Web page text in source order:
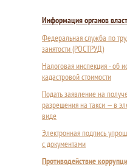
Информация органов
Федеральная служба по
занятости (РОСТРУД)
Налоговая инспекция - об
кадастровой стоимости
Подать заявление на
разрешения на такси — в
виде
Электронная подпись
с документами
Противодействие